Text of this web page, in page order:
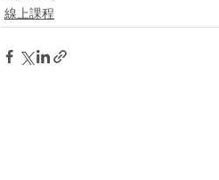
線上課程